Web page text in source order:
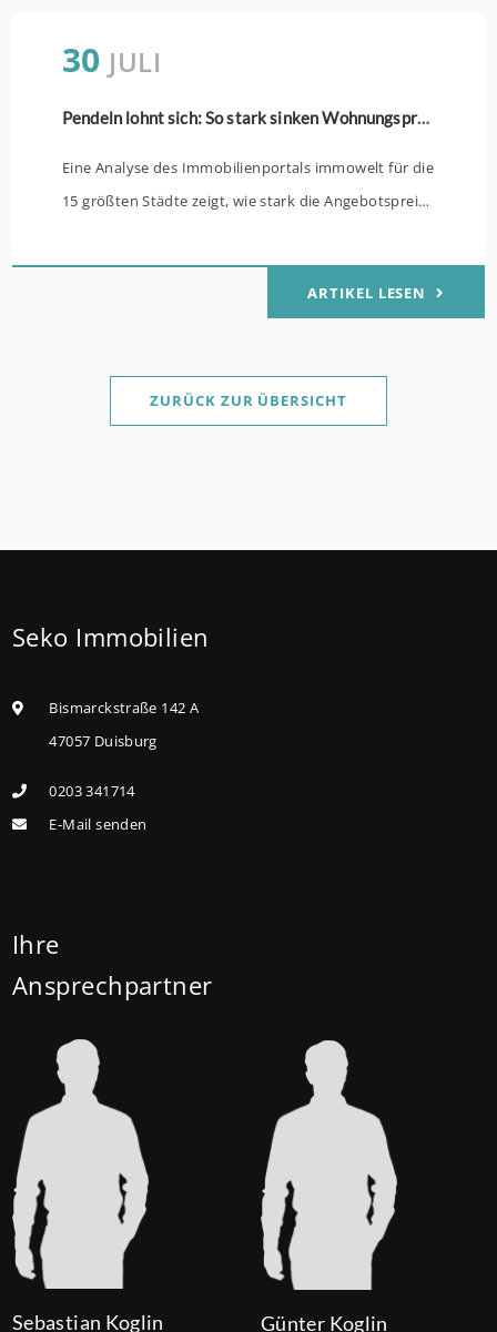
30 JULI
Pendeln lohnt sich: So stark sinken Wohnungspreise im Umland
Eine Analyse des Immobilienportals immowelt für die
15 größten Städte zeigt, wie stark die Angebotspreise
Entfernung sinken: (mehr …)
ARTIKEL LESEN
ZURÜCK ZUR ÜBERSICHT
Seko Immobilien
Bismarckstraße 142 A
47057 Duisburg
0203 341714
E-Mail senden
Ihre
Ansprechpartner
Sebastian Koglin Günter Koglin